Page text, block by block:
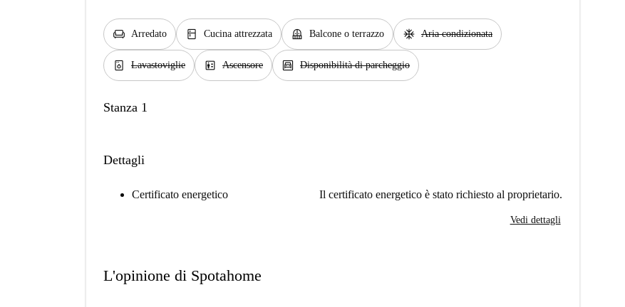
chair Arredato kitchen Cucina attrezzata balcony Balcone o terrazzo ac_unit Aria condizionata
dishwasher_gen Lavastoviglie elevator Ascensore garage Disponibilità di parcheggio
Stanza 1
Dettagli
Certificato energetico Il certificato energetico è stato richiesto al proprietario.
Vedi dettagli
L'opinione di Spotahome